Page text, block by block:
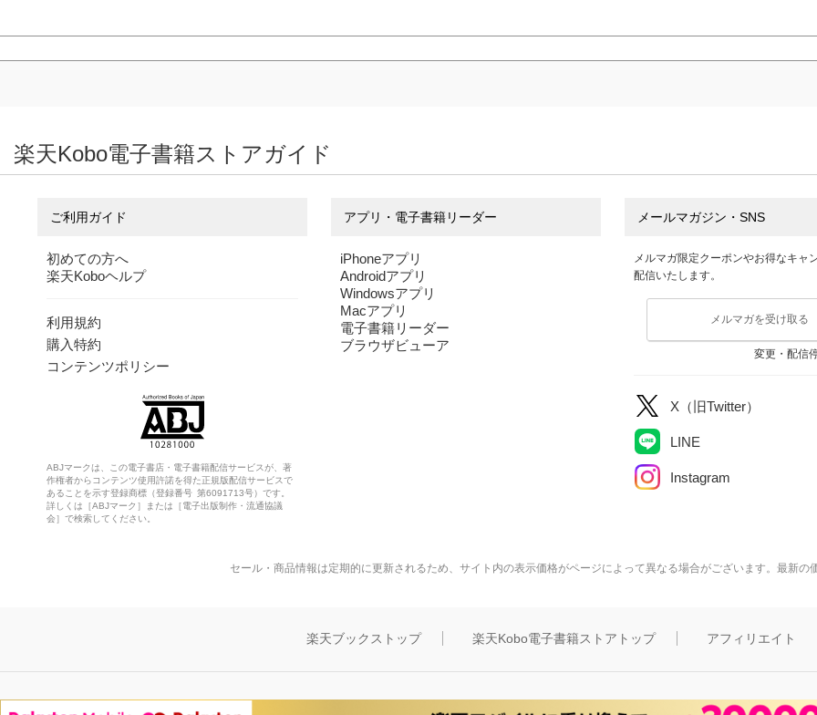
楽天Kobo電子書籍ストアガイド
ご利用ガイド
初めての方へ
楽天Koboヘルプ
利用規約
購入特約
コンテンツポリシー
ABJマークは、この電子書店・電子書籍配信サービスが、著
作権者からコンテンツ使用許諾を得た正規版配信サービスで
あることを示す登録商標（登録番号 第6091713号）です。
詳しくは［ABJマーク］または［電子出版制作・流通協議
会］で検索してください。
アプリ・電子書籍リーダー
iPhoneアプリ
Androidアプリ
Windowsアプリ
Macアプリ
電子書籍リーダー
ブラウザビューア
メールマガジン・SNS
メルマガ限定クーポンやお得なキャ
配信いたします。
メルマガを受け取る
変更・配信
X（旧Twitter）
LINE
Instagram
セール・商品情報は定期的に更新されるため、サイト内の表示価格がページによって異なる場合がございます。最新の
楽天ブックストップ 楽天Kobo電子書籍ストアトップ アフィリエイト